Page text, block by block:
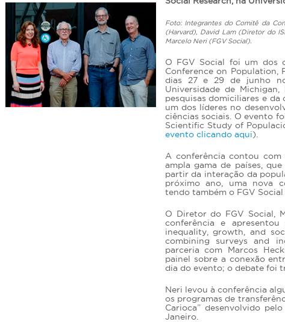
e
r
e
Foto: Integrantes do Comitê da
(Harvard), David Lam (Diretor do
Marcelo Neri (FGV Social).
O FGV Social foi um dos
Conference on Population,
dias 27 e 29 de junho
Universidade de
pesquisas domiciliares e
um dos líderes no
ciências sociais. O evento
Scientific Study of
evento clicando aqui).
A conferência contou com
ampla gama de países,
partir da interação da
próximo ano, uma nova
tendo também o FGV
O Diretor do FGV Social,
conferência e
inequality, growth, and
combining surveys and
parceria com Marcos
painel sobre a conexão
dia do evento; o debate foi
Neri levou à conferência
os programas de
Carioca” desenvolvido
Janeiro.